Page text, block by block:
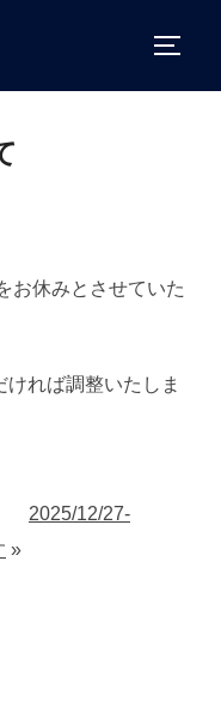
サイ
お休みとさせていた
れば調整いたしま
2025/12/27-
»